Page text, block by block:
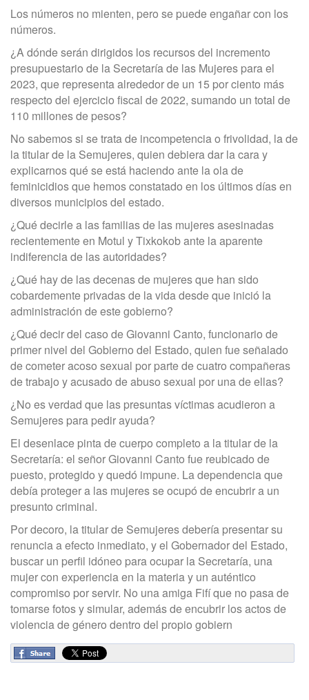
Los números no mienten, pero se puede engañar con los
números.
¿A dónde serán dirigidos los recursos del incremento
presupuestario de la Secretaría de las Mujeres para el
2023, que representa alrededor de un 15 por ciento más
respecto del ejercicio fiscal de 2022, sumando un total de
110 millones de pesos?
No sabemos si se trata de incompetencia o frivolidad, la de
la titular de la Semujeres, quien debiera dar la cara y
explicarnos qué se está haciendo ante la ola de
feminicidios que hemos constatado en los últimos días en
diversos municipios del estado.
¿Qué decirle a las familias de las mujeres asesinadas
recientemente en Motul y Tixkokob ante la aparente
indiferencia de las autoridades?
¿Qué hay de las decenas de mujeres que han sido
cobardemente privadas de la vida desde que inició la
administración de este gobierno?
¿Qué decir del caso de Giovanni Canto, funcionario de
primer nivel del Gobierno del Estado, quien fue señalado
de cometer acoso sexual por parte de cuatro compañeras
de trabajo y acusado de abuso sexual por una de ellas?
¿No es verdad que las presuntas víctimas acudieron a
Semujeres para pedir ayuda?
El desenlace pinta de cuerpo completo a la titular de la
Secretaría: el señor Giovanni Canto fue reubicado de
puesto, protegido y quedó impune. La dependencia que
debía proteger a las mujeres se ocupó de encubrir a un
presunto criminal.
Por decoro, la titular de Semujeres debería presentar su
renuncia a efecto inmediato, y el Gobernador del Estado,
buscar un perfil idóneo para ocupar la Secretaría, una
mujer con experiencia en la materia y un auténtico
compromiso por servir. No una amiga Fifí que no pasa de
tomarse fotos y simular, además de encubrir los actos de
violencia de género dentro del propio gobiern